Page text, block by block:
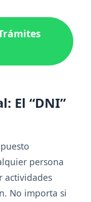
El “DNI”
persona
actividades
No importa si